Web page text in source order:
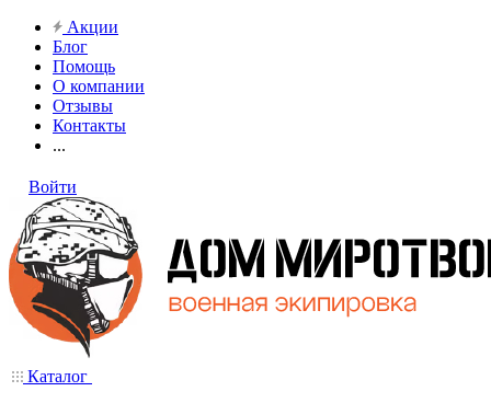
Акции
Блог
Помощь
О компании
Отзывы
Контакты
...
Войти
Каталог